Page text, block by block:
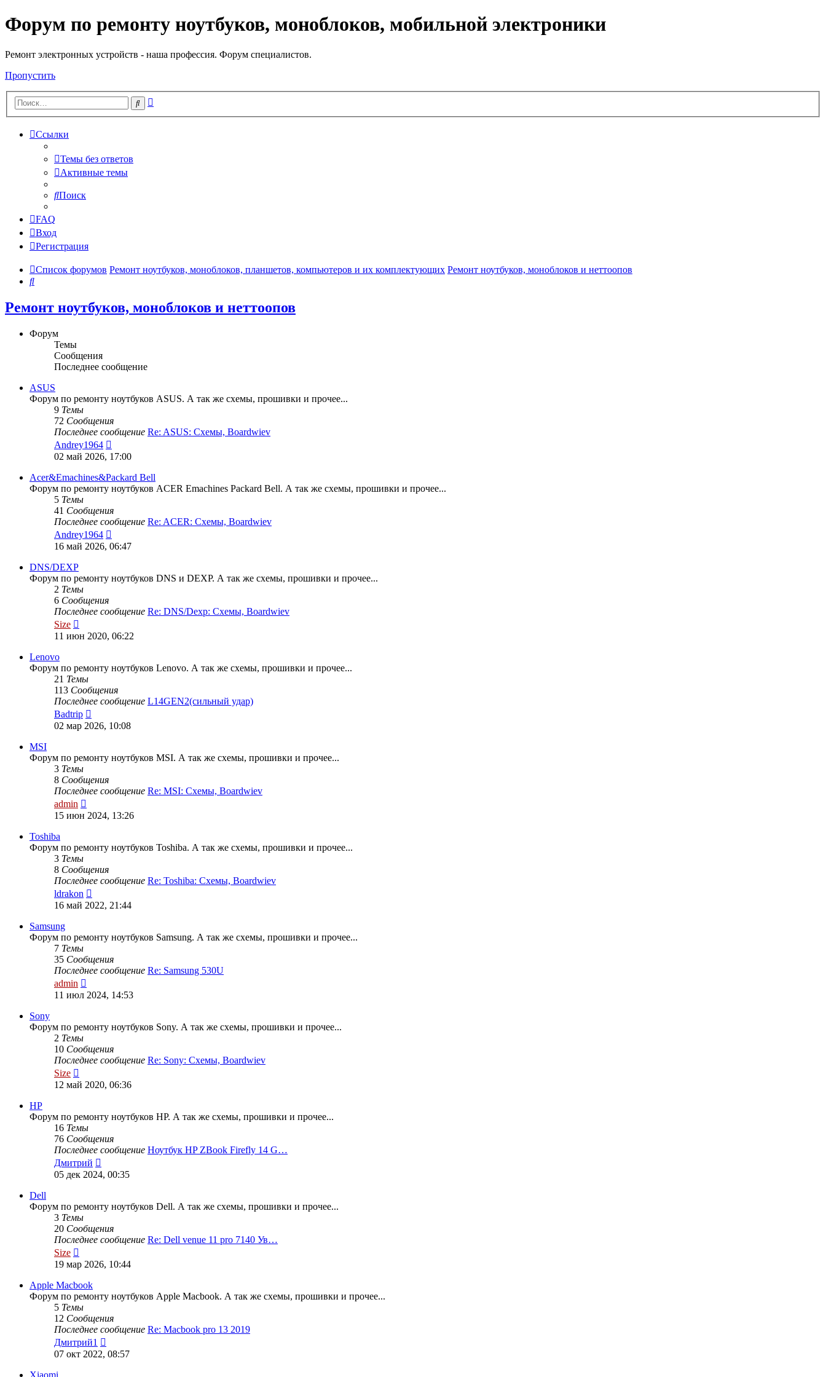
Регистрация
Форум по ремонту ноутбуков, моноблоков, мобильной электроники
Ремонт электронных устройств - наша профессия. Форум специалистов.
Пропустить
Поиск
Ссылки
Темы без ответов
Активные темы
Поиск
FAQ
Вход
Регистрация
Список форумов Ремонт ноутбуков, моноблоков, планшетов, компьютеров и их комплектующих Ремонт ноутбуков, моноблоков и неттоопов
Поиск
Ремонт ноутбуков, моноблоков и неттоопов
Форум
Темы
Сообщения
Последнее сообщение
ASUS
Форум по ремонту ноутбуков ASUS. А так же схемы, прошивки и прочее...
9 Темы
72 Сообщения
Последнее сообщение Re: ASUS: Схемы, Boardwiev
Andrey1964
к
сообщению
02 май 2026, 17:00
Acer&Emachines&Packard Bell
Форум по ремонту ноутбуков ACER Emachines Packard Bell. А так же схемы, прошивки и прочее...
5 Темы
41 Сообщения
Последнее сообщение Re: ACER: Схемы, Boardwiev
Andrey1964
к
16 май 2026, 06:47
DNS/DEXP
Форум по ремонту ноутбуков DNS и DEXP. А так же схемы, прошивки и прочее...
2 Темы
6 Сообщения
Последнее сообщение Re: DNS/Dexp: Схемы, Boardwiev
Size
к
последнему
11 июн 2020, 06:22
Lenovo
Форум по ремонту ноутбуков Lenovo. А так же схемы, прошивки и прочее...
21 Темы
113 Сообщения
Последнее сообщение L14GEN2(сильный удар)
Badtrip
к
последнему
02 мар 2026, 10:08
MSI
Форум по ремонту ноутбуков MSI. А так же схемы, прошивки и прочее...
3 Темы
8 Сообщения
Последнее сообщение Re: MSI: Схемы, Boardwiev
admin
к
последнему
15 июн 2024, 13:26
Toshiba
Форум по ремонту ноутбуков Toshiba. А так же схемы, прошивки и прочее...
3 Темы
8 Сообщения
Последнее сообщение Re: Toshiba: Схемы, Boardwiev
ldrakon
к
последнему
16 май 2022, 21:44
Samsung
Форум по ремонту ноутбуков Samsung. А так же схемы, прошивки и прочее...
7 Темы
35 Сообщения
Последнее сообщение Re: Samsung 530U
admin
к
последнему
11 июл 2024, 14:53
Sony
Форум по ремонту ноутбуков Sony. А так же схемы, прошивки и прочее...
2 Темы
10 Сообщения
Последнее сообщение Re: Sony: Схемы, Boardwiev
Size
к
последнему
12 май 2020, 06:36
HP
Форум по ремонту ноутбуков HP. А так же схемы, прошивки и прочее...
16 Темы
76 Сообщения
Последнее сообщение Ноутбук HP ZBook Firefly 14 G…
Дмитрий
к
последнему
05 дек 2024, 00:35
Dell
Форум по ремонту ноутбуков Dell. А так же схемы, прошивки и прочее...
3 Темы
20 Сообщения
Последнее сообщение Re: Dell venue 11 pro 7140 Ув…
Size
к
последнему
сообщению
19 мар 2026, 10:44
Apple Macbook
Форум по ремонту ноутбуков Apple Macbook. А так же схемы, прошивки и прочее...
5 Темы
12 Сообщения
Последнее сообщение Re: Macbook pro 13 2019
Дмитрий1
к
07 окт 2022, 08:57